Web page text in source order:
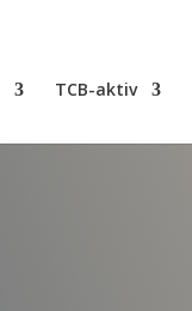
TCB-aktiv